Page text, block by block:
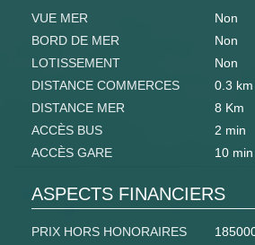
VUE MER
Non
BORD DE MER
Non
LOTISSEMENT
Non
DISTANCE COMMERCES
0.3 km
DISTANCE MER
8 Km
ACCÈS BUS
2 min
ACCÈS GARE
10 min
ASPECTS FINANCIERS
PRIX HORS HONORAIRES